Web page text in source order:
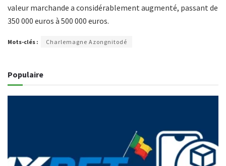
valeur marchande a considérablement augmenté, passant de
350 000 euros à 500 000 euros.
Mots-clés : Charlemagne Azongnitodé
Populaire